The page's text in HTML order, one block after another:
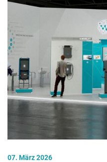
07. März 2026